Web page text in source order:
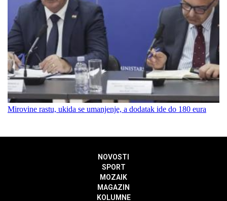
Mirovine rastu, ukida se umanjenje, a dodatak ide do 180 eura
NOVOSTI
SPORT
MOZAIK
MAGAZIN
KOLUMNE